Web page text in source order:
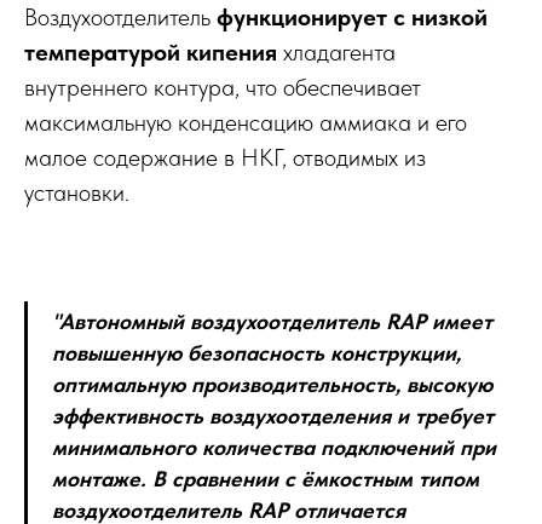
Воздухоотделитель функционирует с низкой
температурой кипения хладагента
внутреннего контура, что обеспечивает
максимальную конденсацию аммиака и его
малое содержание в НКГ, отводимых из
установки.
"Автономный воздухоотделитель RAP имеет
повышенную безопасность конструкции,
оптимальную производительность, высокую
эффективность воздухоотделения и требует
минимального количества подключений при
монтаже. В сравнении с ёмкостным типом
воздухоотделитель RAP отличается